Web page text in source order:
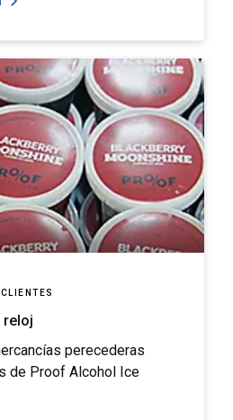
reloj
perecederas
de Proof Alcohol Ice